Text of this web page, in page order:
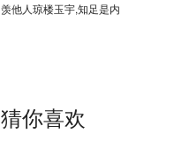
羡他人琼楼玉宇,知足是内
猜你喜欢